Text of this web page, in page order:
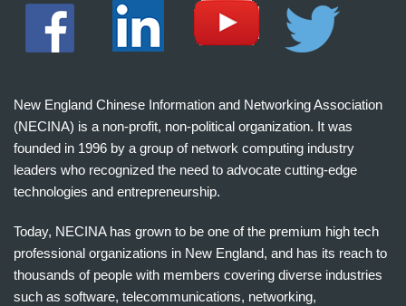
New England Chinese Information and Networking Association
(NECINA) is a non-profit, non-political organization. It was
founded in 1996 by a group of network computing industry
leaders who recognized the need to advocate cutting-edge
technologies and entrepreneurship.
Today, NECINA has grown to be one of the premium high tech
professional organizations in New England, and has its reach to
thousands of people with members covering diverse industries
such as software, telecommunications, networking,